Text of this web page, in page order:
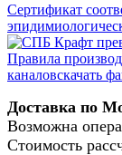
Сертификат
Правила
каналовскачать
Доставка по
Возможна
Стоимость